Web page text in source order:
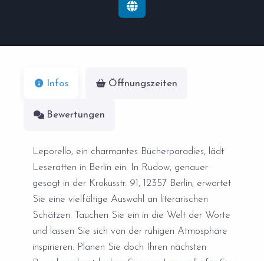
Infos Öffnungszeiten
Bewertungen
Leporello, ein charmantes Bücherparadies, lädt
Leseratten in Berlin ein. In Rudow, genauer
gesagt in der Krokusstr. 91, 12357 Berlin, erwartet
Sie eine vielfältige Auswahl an literarischen
Schätzen. Tauchen Sie ein in die Welt der Worte
und lassen Sie sich von der ruhigen Atmosphäre
inspirieren. Planen Sie doch Ihren nächsten